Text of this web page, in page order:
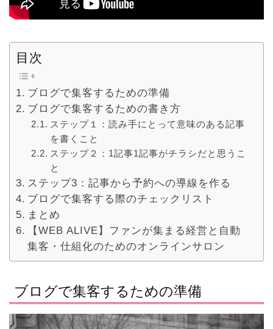
目次
ブログで集客するための準備
ブログで集客するための書き方
ステップ１：読み手にとって意味のある記事
を書くこと
ステップ２：1記事1記事がチラシだと思うこ
と
ステップ3：記事から予約への導線を作る
ブログで集客する際のチェックリスト
まとめ
【WEB ALIVE】ファンが集まる経営と自動
集客・仕組化のためのオンラインサロン
ブログで集客するための準備